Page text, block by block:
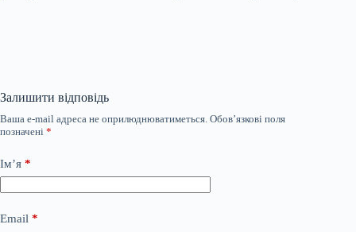
Залишити відповідь
Ваша e-mail адреса не оприлюднюватиметься. Обов’язкові поля
позначені *
Ім’я *
Email *